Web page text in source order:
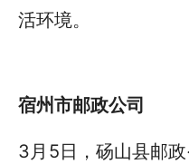
活环境。
宿州市邮政公司
3月5日，砀山县邮